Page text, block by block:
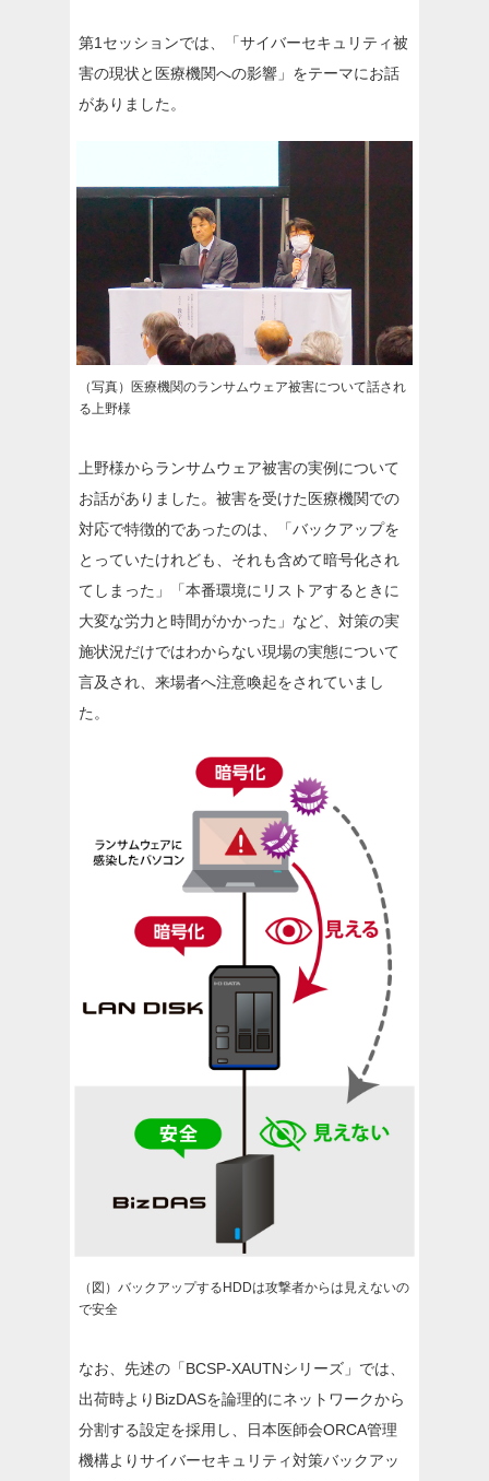
第1セッションでは、「サイバーセキュリティ被
害の現状と医療機関への影響」をテーマにお話
がありました。
（写真）医療機関のランサムウェア被害について話され
る上野様
上野様からランサムウェア被害の実例について
お話がありました。被害を受けた医療機関での
対応で特徴的であったのは、「バックアップを
とっていたけれども、それも含めて暗号化され
てしまった」「本番環境にリストアするときに
大変な労力と時間がかかった」など、対策の実
施状況だけではわからない現場の実態について
言及され、来場者へ注意喚起をされていまし
た。
（図）バックアップするHDDは攻撃者からは見えないの
で安全
なお、先述の「BCSP-XAUTNシリーズ」では、
出荷時よりBizDASを論理的にネットワークから
分割する設定を採用し、日本医師会ORCA管理
機構よりサイバーセキュリティ対策バックアッ